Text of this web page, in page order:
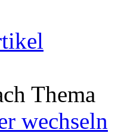
Thema
wechseln